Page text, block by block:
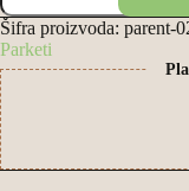
valjak
количина
Šifra proizvoda: parent-
Parketi